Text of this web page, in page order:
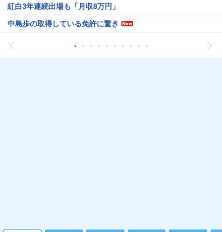
紅白3年連続出場も「月収8万円」
中島歩の取得している免許に驚き